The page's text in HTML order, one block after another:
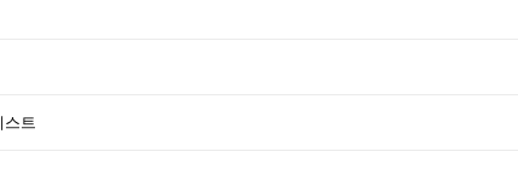
트